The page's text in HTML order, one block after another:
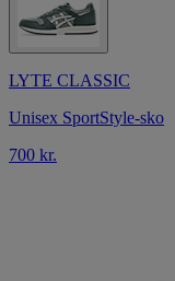
LYTE CLASSIC
Unisex SportStyle-sko
700 kr.